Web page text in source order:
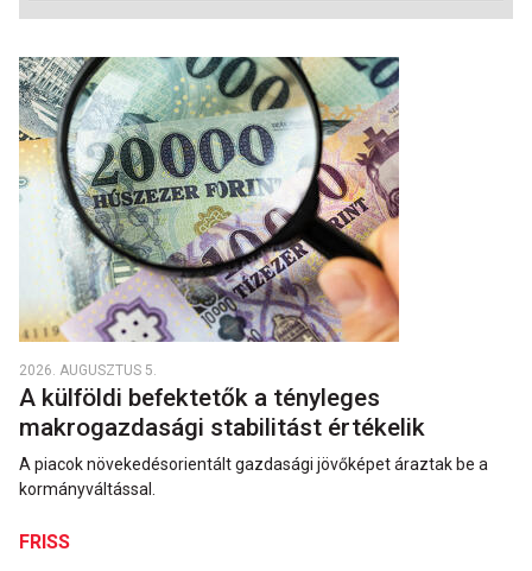
2026. AUGUSZTUS 5.
A külföldi befektetők a tényleges
makrogazdasági stabilitást értékelik
A piacok növekedésorientált gazdasági jövőképet áraztak be a
kormányváltással.
FRISS